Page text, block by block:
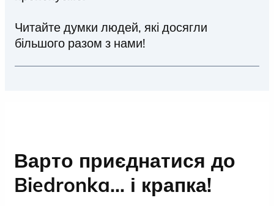
Читайте думки людей, які досягли
більшого разом з нами!
Варто приєднатися до
Biedronka... і крапка!